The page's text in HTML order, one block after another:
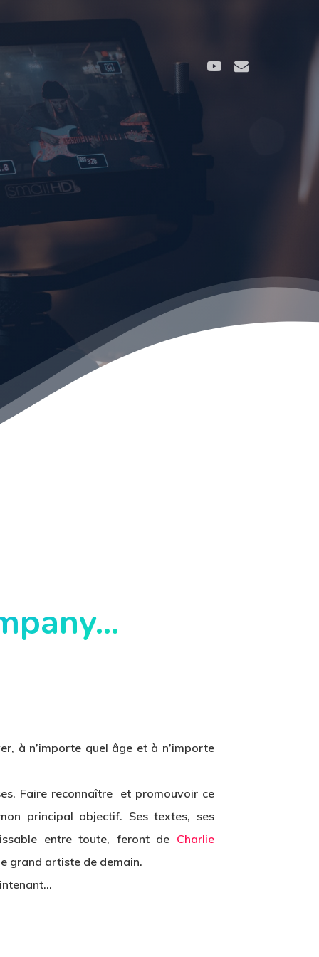
à n’importe quel âge et à n’importe
Faire reconnaître et promouvoir ce
principal objectif. Ses textes, ses
entre toute, feront de Charlie
grand artiste de demain.